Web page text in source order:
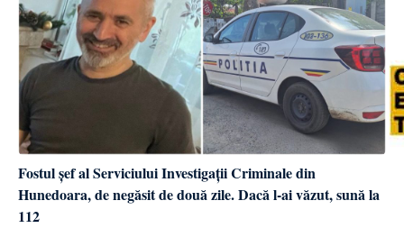
Fostul șef al Serviciului Investigații Criminale din
Hunedoara, de negăsit de două zile. Dacă l-ai văzut, sună la
112